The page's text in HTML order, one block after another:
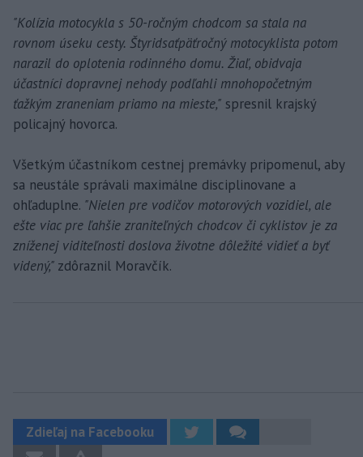
"Kolízia motocykla s 50-ročným chodcom sa stala na
rovnom úseku cesty. Štyridsaťpäťročný motocyklista potom
narazil do oplotenia rodinného domu. Žiaľ, obidvaja
účastníci dopravnej nehody podľahli mnohopočetným
ťažkým zraneniam priamo na mieste," spresnil krajský
policajný hovorca.
Všetkým účastníkom cestnej premávky pripomenul, aby
sa neustále správali maximálne disciplinovane a
ohľaduplne. "Nielen pre vodičov motorových vozidiel, ale
ešte viac pre ľahšie zraniteľných chodcov či cyklistov je za
zníženej viditeľnosti doslova životne dôležité vidieť a byť
videný," zdôraznil Moravčík.
Zdieľaj na Facebooku